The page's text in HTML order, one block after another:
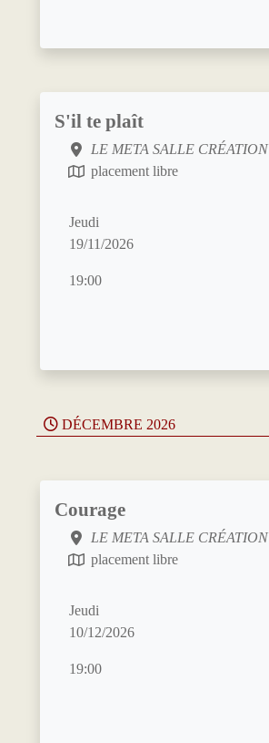
S'il te plaît
LE META SALLE CRÉATION
placement libre
Jeudi
19/11/2026
19:00
DÉCEMBRE 2026
Courage
LE META SALLE CRÉATION
placement libre
Jeudi
10/12/2026
19:00